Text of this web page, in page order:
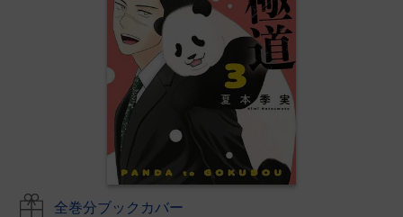
全巻分ブックカバー